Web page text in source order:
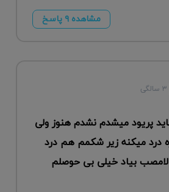
مشاهده ۹ پاسخ
۳ سالگی
پریود میشدم نشدم هنوز ولی
درد میکنه زیر شکمم هم درد
بیاد خیلی بی حوصلم